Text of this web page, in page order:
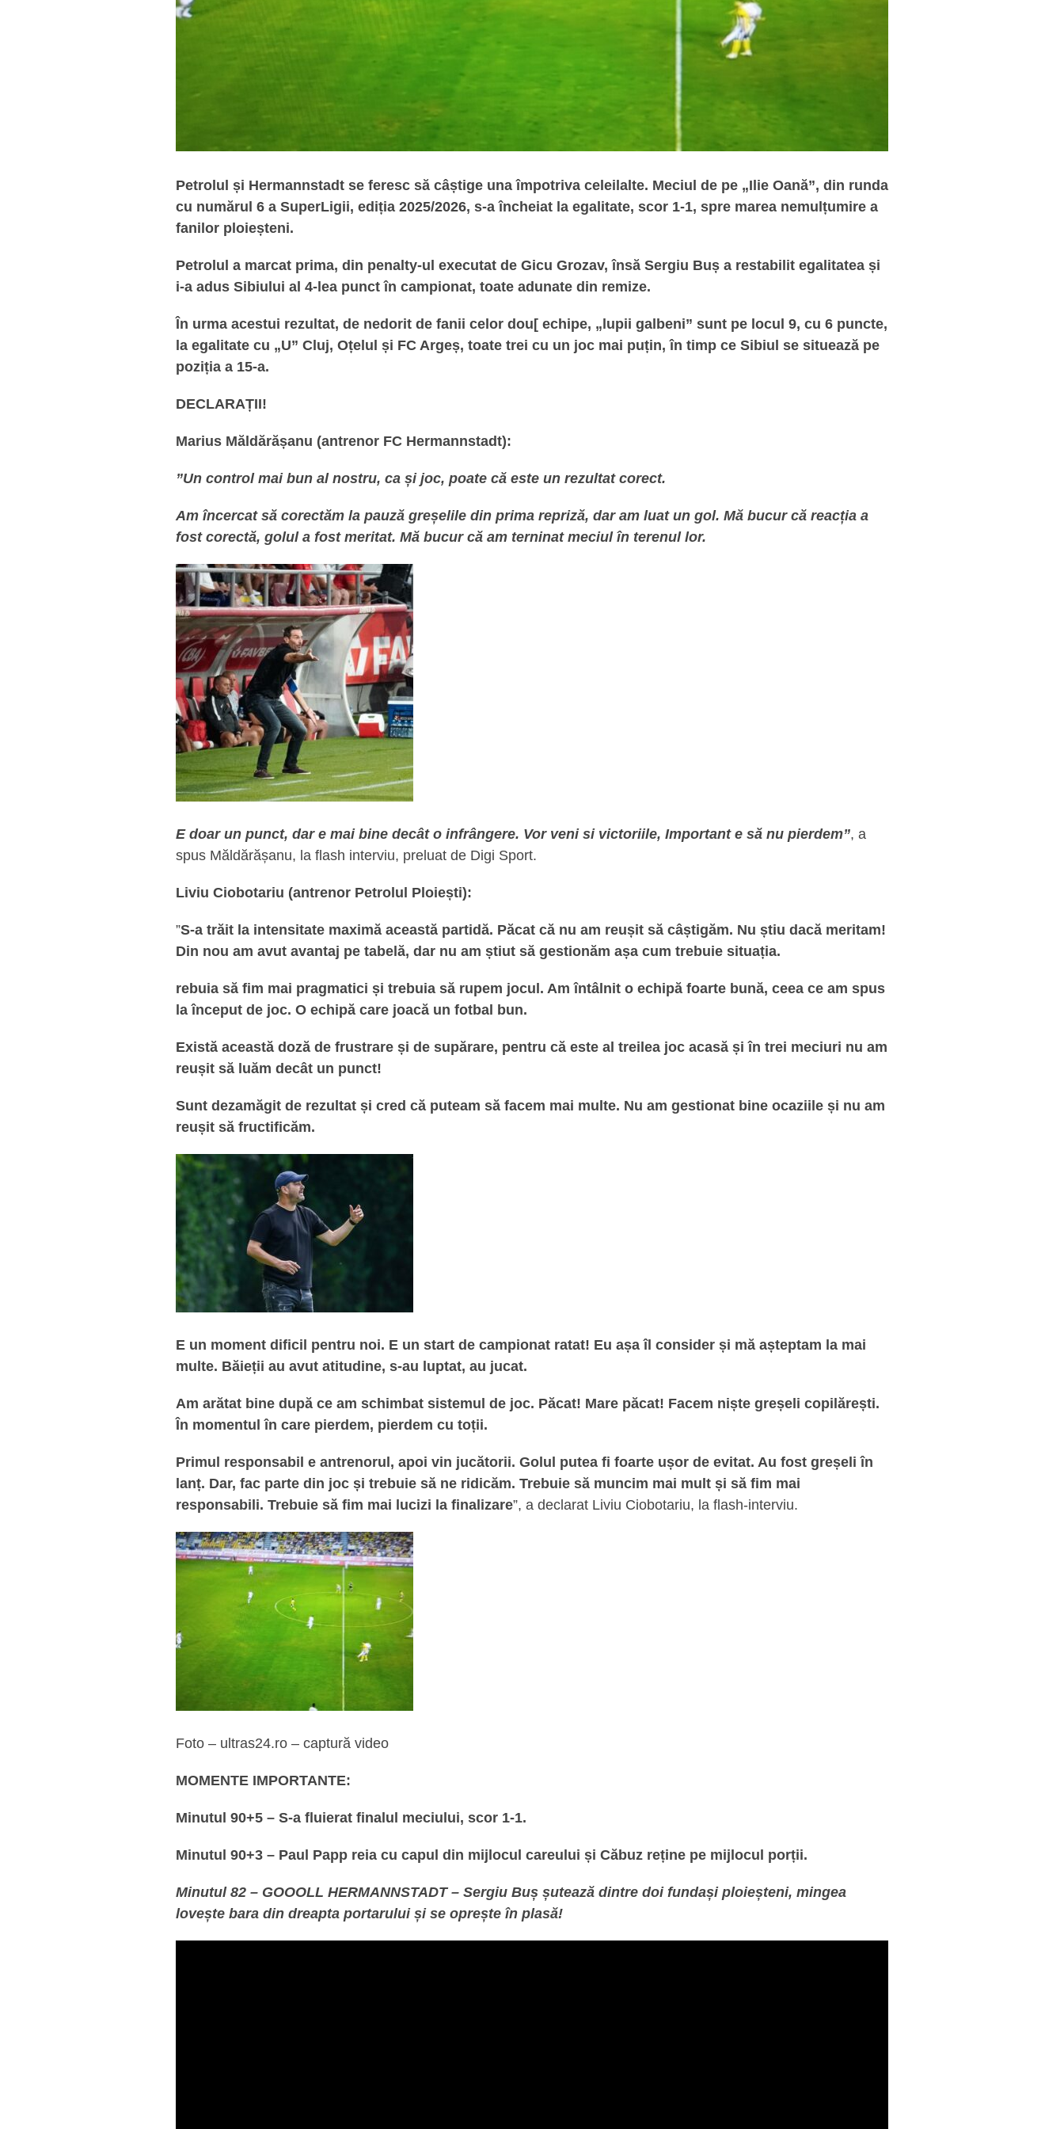
Petrolul și Hermannstadt se feresc să câștige una împotriva celeilalte. Meciul de pe „Ilie Oană”, din runda
cu numărul 6 a SuperLigii, ediția 2025/2026, s-a încheiat la egalitate, scor 1-1, spre marea nemulțumire a
fanilor ploieșteni.
Petrolul a marcat prima, din penalty-ul executat de Gicu Grozav, însă Sergiu Buș a restabilit egalitatea și
i-a adus Sibiului al 4-lea punct în campionat, toate adunate din remize.
În urma acestui rezultat, de nedorit de fanii celor dou[ echipe, „lupii galbeni” sunt pe locul 9, cu 6 puncte,
la egalitate cu „U” Cluj, Oțelul și FC Argeș, toate trei cu un joc mai puțin, în timp ce Sibiul se situează pe
poziția a 15-a.
DECLARAȚII!
Marius Măldărășanu (antrenor FC Hermannstadt):
”Un control mai bun al nostru, ca și joc, poate că este un rezultat corect.
Am încercat să corectăm la pauză greșelile din prima repriză, dar am luat un gol. Mă bucur că reacția a
fost corectă, golul a fost meritat. Mă bucur că am terninat meciul în terenul lor.
E doar un punct, dar e mai bine decât o infrângere. Vor veni si victoriile, Important e să nu pierdem”, a
spus Măldărășanu, la flash interviu, preluat de Digi Sport.
Liviu Ciobotariu (antrenor Petrolul Ploiești):
”S-a trăit la intensitate maximă această partidă. Păcat că nu am reușit să câștigăm. Nu știu dacă meritam!
Din nou am avut avantaj pe tabelă, dar nu am știut să gestionăm așa cum trebuie situația.
rebuia să fim mai pragmatici și trebuia să rupem jocul. Am întâlnit o echipă foarte bună, ceea ce am spus
la început de joc. O echipă care joacă un fotbal bun.
Există această doză de frustrare și de supărare, pentru că este al treilea joc acasă și în trei meciuri nu am
reușit să luăm decât un punct!
Sunt dezamăgit de rezultat și cred că puteam să facem mai multe. Nu am gestionat bine ocaziile și nu am
reușit să fructificăm.
E un moment dificil pentru noi. E un start de campionat ratat! Eu așa îl consider și mă așteptam la mai
multe. Băieții au avut atitudine, s-au luptat, au jucat.
Am arătat bine după ce am schimbat sistemul de joc. Păcat! Mare păcat! Facem niște greșeli copilărești.
În momentul în care pierdem, pierdem cu toții.
Primul responsabil e antrenorul, apoi vin jucătorii. Golul putea fi foarte ușor de evitat. Au fost greșeli în
lanț. Dar, fac parte din joc și trebuie să ne ridicăm. Trebuie să muncim mai mult și să fim mai
responsabili. Trebuie să fim mai lucizi la finalizare”, a declarat Liviu Ciobotariu, la flash-interviu.
Foto – ultras24.ro – captură video
MOMENTE IMPORTANTE:
Minutul 90+5 – S-a fluierat finalul meciului, scor 1-1.
Minutul 90+3 – Paul Papp reia cu capul din mijlocul careului și Căbuz reține pe mijlocul porții.
Minutul 82 – GOOOLL HERMANNSTADT – Sergiu Buș șutează dintre doi fundași ploieșteni, mingea
lovește bara din dreapta portarului și se oprește în plasă!